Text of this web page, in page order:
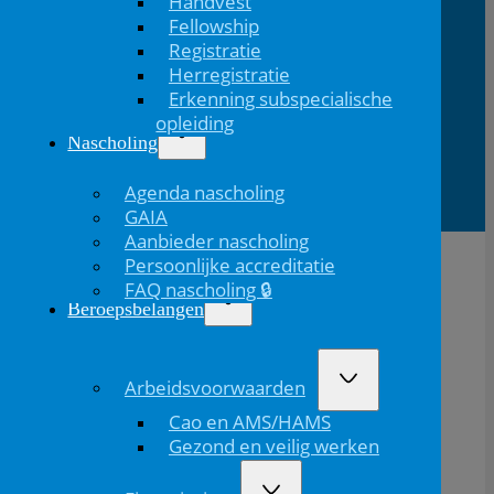
Fellowship
Registratie
Herregistratie
Erkenning subspecialische
opleiding
Nascholing
Agenda nascholing
GAIA
Aanbieder nascholing
Persoonlijke accreditatie
FAQ nascholing 🔒
Beroepsbelangen
Arbeidsvoorwaarden
Cao en AMS/HAMS
Gezond en veilig werken
Utrecht
Patiëntinformatie
De NVK geeft geen medisch advies aan patiënten.
Copyright © 2026, Nederlandse Vereniging voor Kindergeneeskunde